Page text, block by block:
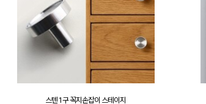
스텐 1구 꼭지손잡이 스테이지